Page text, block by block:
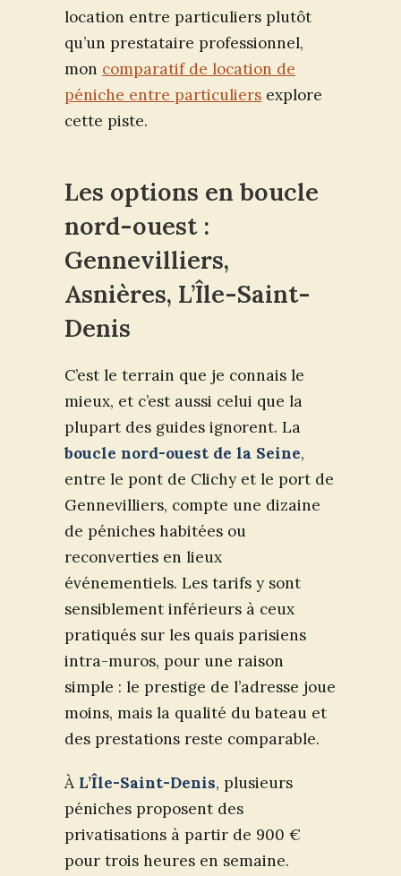
location entre particuliers plutôt
qu’un prestataire professionnel,
mon comparatif de location de
péniche entre particuliers explore
cette piste.
Les options en boucle
nord-ouest :
Gennevilliers,
Asnières, L’Île-Saint-
Denis
C’est le terrain que je connais le
mieux, et c’est aussi celui que la
plupart des guides ignorent. La
boucle nord-ouest de la Seine,
entre le pont de Clichy et le port de
Gennevilliers, compte une dizaine
de péniches habitées ou
reconverties en lieux
événementiels. Les tarifs y sont
sensiblement inférieurs à ceux
pratiqués sur les quais parisiens
intra-muros, pour une raison
simple : le prestige de l’adresse joue
moins, mais la qualité du bateau et
des prestations reste comparable.
À L’Île-Saint-Denis, plusieurs
péniches proposent des
privatisations à partir de 900 €
pour trois heures en semaine.